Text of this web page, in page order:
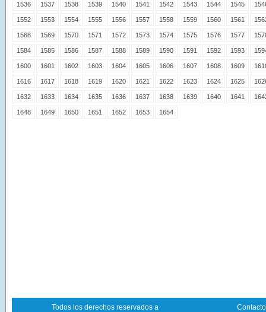
1536 1537 1538 1539 1540 1541 1542 1543 1544 1545
1552 1553 1554 1555 1556 1557 1558 1559 1560 1561
1568 1569 1570 1571 1572 1573 1574 1575 1576 1577
1584 1585 1586 1587 1588 1589 1590 1591 1592 1593
1600 1601 1602 1603 1604 1605 1606 1607 1608 1609
1616 1617 1618 1619 1620 1621 1622 1623 1624 1625
1632 1633 1634 1635 1636 1637 1638 1639 1640 1641
1648 1649 1650 1651 1652 1653 1654
Todos los derechos reservados a